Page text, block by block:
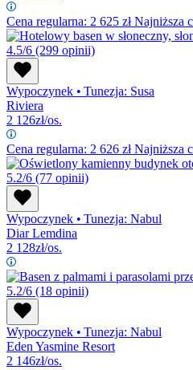
Cena regularna: 2 625 złNajniższa
4.5/6 (299 opinii)
Wypoczynek • Tunezja: Susa
Riviera
2 126zł/os.
Cena regularna: 2 626 złNajniższa
5.2/6 (77 opinii)
Wypoczynek • Tunezja: Nabul
Diar Lemdina
2 128zł/os.
5.2/6 (18 opinii)
Wypoczynek • Tunezja: Nabul
Eden Yasmine Resort
2 146zł/os.